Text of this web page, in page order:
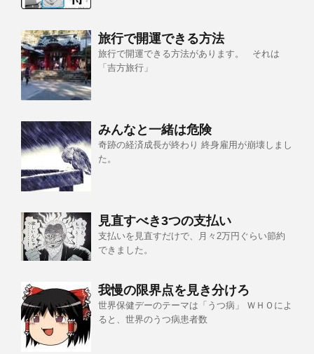
旅行で開運できる方法
旅行で開運できる方法があります。 それは
「吉方旅行」
みんなと一緒は危険
奇跡の経済成長が終わり 終身雇用が崩壊しまし
た。
見直すべき3つの支払い
支払いを見直すだけで、月々2万円ぐらい節約
できました。
我慢の限界点を見き分けろ
世界保健デーのテーマは「うつ病」 ＷＨＯによ
ると、世界のうつ病患者数